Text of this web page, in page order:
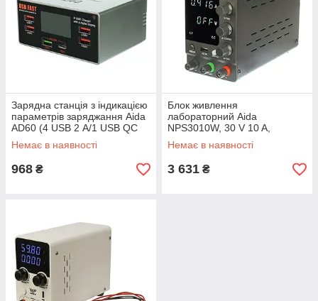
Зарядна станція з індикацією
параметрів заряджання Aida
AD60 (4 USB 2 А/1 USB QC
3.0 A/ 1 Type-C PD 20W)
Немає в наявності
968 ₴
Блок живлення
лабораторний Aida
NPS3010W, 30 V 10 A,
імпульсний, з цифровою
індикацією (V/A/W)
Немає в наявності
3 631 ₴